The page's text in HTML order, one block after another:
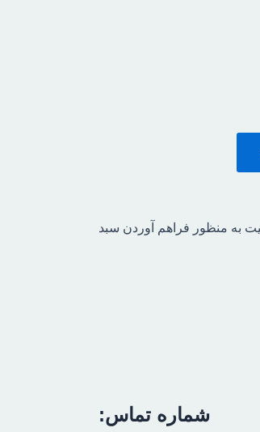
به منظور فراهم آوردن سبد
شماره تماس: